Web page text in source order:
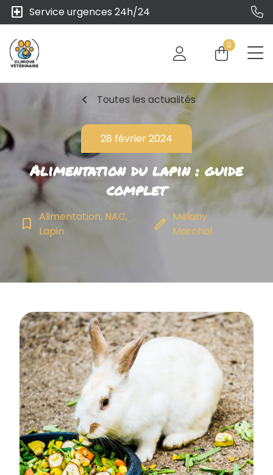
local_hospital Service urgences 24h/24
0
chevron_left Toutes les actualités
28 février 2024
Alimentation du lapin : guide
complet
bookmark_border Alimentation, NAC,
Lapin
edit Mélany
Marchal